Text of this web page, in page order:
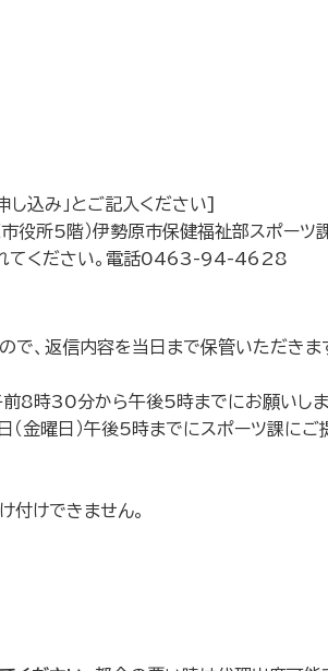
込み」とご記入ください]
5階）伊勢原市保健福祉部スポーツ
てください。電話0463-94-4628
で、返信内容を当日まで保管いただきま
8時30分から午後5時までにお願いしま
金曜日）午後5時までにスポーツ課にご
けできません。